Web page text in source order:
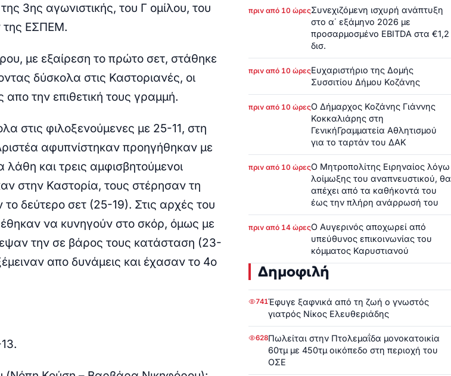
3ης αγωνιστικής, του Γ ομίλου, του
της ΕΣΠΕΜ.
με εξαίρεση το πρώτο σετ, στάθηκε
δύσκολα στις Καστοριανές, οι
απο την επιθετική τους γραμμή.
στις φιλοξενούμενες με 25-11, στη
αφυπνίστηκαν προηγήθηκαν με
και τρεις αμφισβητούμενοι
στην Καστορία, τους στέρησαν τη
το δεύτερο σετ (25-19). Στις αρχές του
να κυνηγούν στο σκόρ, όμως με
την σε βάρος τους κατάσταση (23-
απο δυνάμεις και έχασαν το 4ο
πριν από 10 ώρεςΣυνεχιζόμενη ισχυρή ανάπτυξη
στο α΄ εξάμηνο 2026 με
προσαρμοσμένο EBITDA στα €1,2
δισ.
πριν από 10 ώρεςΕυχαριστήριο της Δομής
Συσσιτίου Δήμου Κοζάνης
πριν από 10 ώρεςΟ Δήμαρχος Κοζάνης Γιάννης
Κοκκαλιάρης στη
ΓενικήΓραμματεία Αθλητισμού
για το ταρτάν του ΔΑΚ
πριν από 10 ώρεςΟ Μητροπολίτης Ειρηναίος λόγω
λοίμωξης του αναπνευστικού, θα
απέχει από τα καθήκοντά του
έως την πλήρη ανάρρωσή του
πριν από 14 ώρεςΟ Αυγερινός αποχωρεί από
υπεύθυνος επικοινωνίας του
κόμματος Καρυστιανού
Δημοφιλή
741Έφυγε ξαφνικά από τη ζωή ο γνωστός
γιατρός Νίκος Ελευθεριάδης
628Πωλείται στην Πτολεμαΐδα μονοκατοικία
60τμ με 450τμ οικόπεδο στη περιοχή του
ΟΣΕ